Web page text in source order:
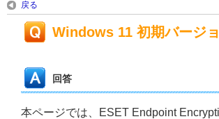
戻る
Windows 11 初期バージ
回答
本ページでは、ESET Endpoint